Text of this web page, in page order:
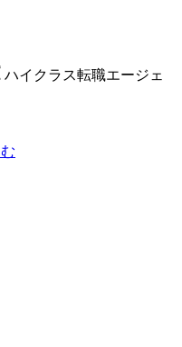
ハイクラス転職エージェ